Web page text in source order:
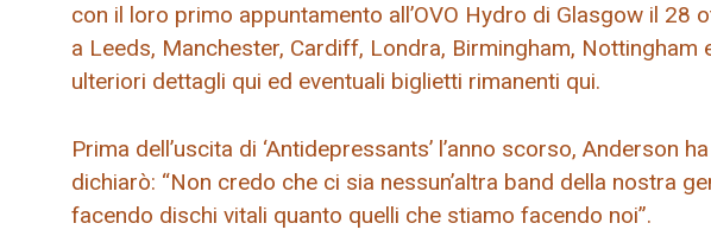
con il loro primo appuntamento all’OVO Hydro di Glasgow il 28
a Leeds, Manchester, Cardiff, Londra, Birmingham, Nottingham
ulteriori dettagli qui ed eventuali biglietti rimanenti qui.
Prima dell’uscita di ‘Antidepressants’ l’anno scorso, Anderson
dichiarò: “Non credo che ci sia nessun’altra band della nostra
facendo dischi vitali quanto quelli che stiamo facendo noi”.